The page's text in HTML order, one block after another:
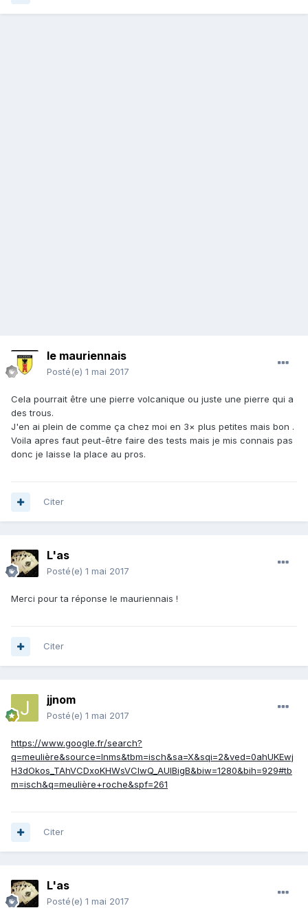
le mauriennais
Posté(e) 1 mai 2017
Cela pourrait être une pierre volcanique ou juste une pierre qui a
des trous.
J'en ai plein de comme ça chez moi en 3× plus petites mais bon .
Voila apres faut peut-être faire des tests mais je mis connais pas
donc je laisse la place au pros.
Citer
L'as
Posté(e) 1 mai 2017
Merci pour ta réponse le mauriennais !
Citer
jjnom
Posté(e) 1 mai 2017
https://www.google.fr/search?
q=meulière&source=lnms&tbm=isch&sa=X&sqi=2&ved=0ahUKEwj
H3dOkos_TAhVCDxoKHWsVCIwQ_AUIBigB&biw=1280&bih=929#tb
m=isch&q=meulière+roche&spf=261
Citer
L'as
Posté(e) 1 mai 2017